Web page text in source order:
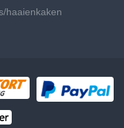
haaienkaken